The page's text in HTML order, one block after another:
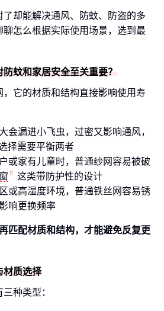
却能解决通风、防蚊、防盗的多
聊怎么根据实际使用场景，选到最
蚊和家居安全至关重要？
它的材质和结构直接影响使用寿
会漏进小飞虫，过密又影响通风，
择需要平衡两者
或家有儿童时，普通纱网容易被破
这类带防护性的设计
或高湿度环境，普通铁丝网容易锈
响更换频率
匹配材质和结构，才能避免反复更
材质选择
种类型：